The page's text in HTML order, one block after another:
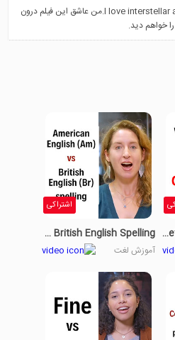
I love interstellar and will watch it certainly.من عاشق این فیلم درون
خواهم دید.
The Prefixs Out , over _ Part 1
اشتراکی
American English Vs British English Spelling
آموزش لغت